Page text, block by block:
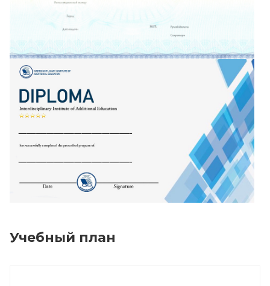
Учебный план